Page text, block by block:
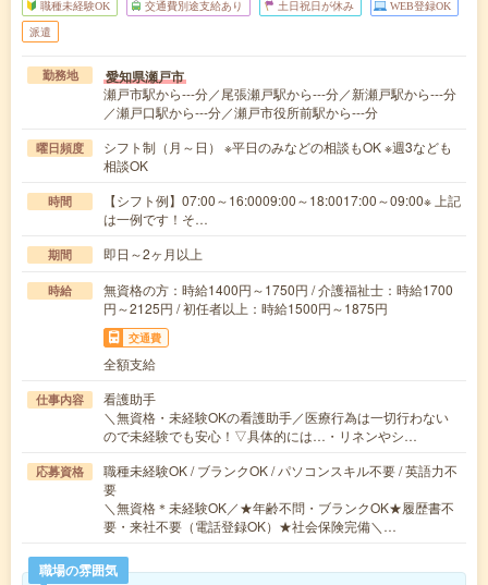
職種未経験OK 交通費別途支給あり 土日祝日が休み WEB登録OK
派遣
勤務地 愛知県瀬戸市
瀬戸市駅から---分／尾張瀬戸駅から---分／新瀬戸駅から---分
／瀬戸口駅から---分／瀬戸市役所前駅から---分
曜日頻度
シフト制（月～日） ※平日のみなどの相談もOK ※週3なども
相談OK
時間
【シフト例】07:00～16:0009:00～18:0017:00～09:00※ 上記
は一例です！そ…
期間 即日～2ヶ月以上
時給
無資格の方：時給1400円～1750円 / 介護福祉士：時給1700
円～2125円 / 初任者以上：時給1500円～1875円
交通費
全額支給
仕事内容
看護助手
＼無資格・未経験OKの看護助手／医療行為は一切行わない
ので未経験でも安心！▽具体的には…・リネンやシ…
応募資格
職種未経験OK / ブランクOK / パソコンスキル不要 / 英語力不
要
＼無資格＊未経験OK／★年齢不問・ブランクOK★履歴書不
要・来社不要（電話登録OK）★社会保険完備＼…
職場の雰囲気